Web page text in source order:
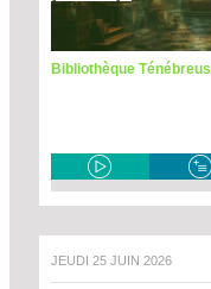
Bibliothèque
JEUDI 25 JUIN 2026